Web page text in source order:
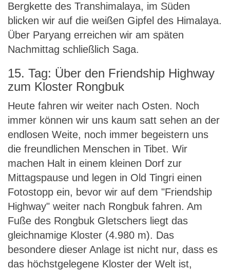
Bergkette des Transhimalaya, im Süden
blicken wir auf die weißen Gipfel des Himalaya.
Über Paryang erreichen wir am späten
Nachmittag schließlich Saga.
15. Tag: Über den Friendship Highway
zum Kloster Rongbuk
Heute fahren wir weiter nach Osten. Noch
immer können wir uns kaum satt sehen an der
endlosen Weite, noch immer begeistern uns
die freundlichen Menschen in Tibet. Wir
machen Halt in einem kleinen Dorf zur
Mittagspause und legen in Old Tingri einen
Fotostopp ein, bevor wir auf dem "Friendship
Highway" weiter nach Rongbuk fahren. Am
Fuße des Rongbuk Gletschers liegt das
gleichnamige Kloster (4.980 m). Das
besondere dieser Anlage ist nicht nur, dass es
das höchstgelegene Kloster der Welt ist,